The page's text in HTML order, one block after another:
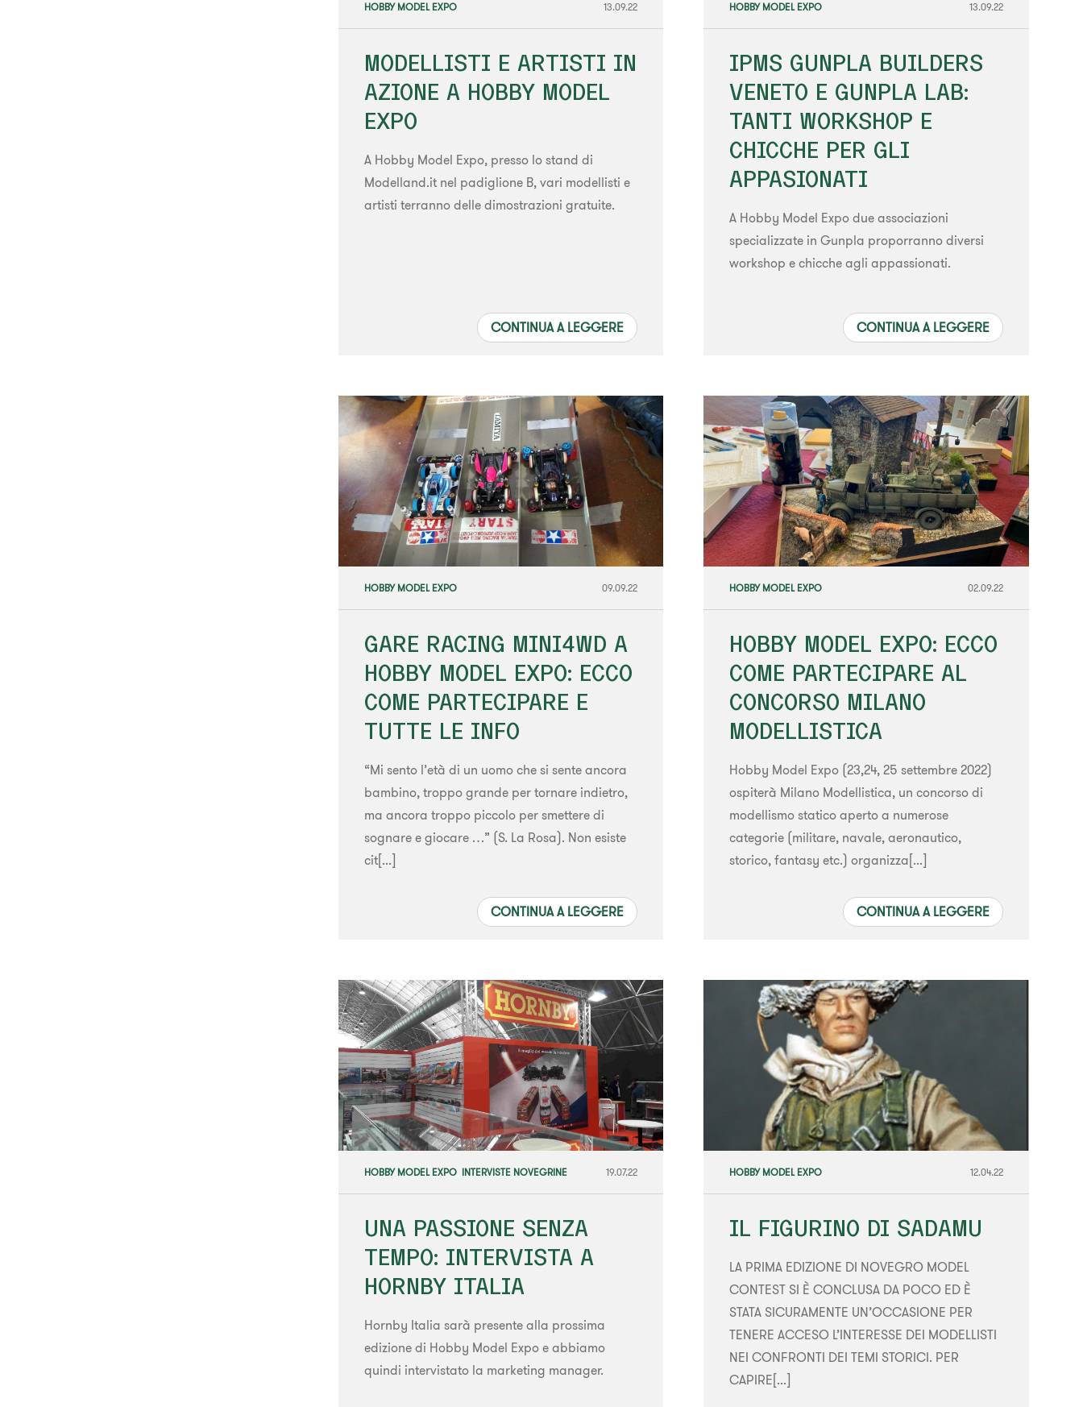
HOBBY MODEL EXPO 13.09.22
MODELLISTI E ARTISTI IN
AZIONE A HOBBY MODEL
EXPO
A Hobby Model Expo, presso lo stand di
Modelland.it nel padiglione B, vari modellisti e
artisti terranno delle dimostrazioni gratuite.
CONTINUA A LEGGERE
HOBBY MODEL EXPO 13.09.22
IPMS GUNPLA BUILDERS
VENETO E GUNPLA LAB:
TANTI WORKSHOP E
CHICCHE PER GLI
APPASIONATI
A Hobby Model Expo due associazioni
specializzate in Gunpla proporranno diversi
workshop e chicche agli appassionati.
CONTINUA A LEGGERE
HOBBY MODEL EXPO 09.09.22
GARE RACING MINI4WD A
HOBBY MODEL EXPO: ECCO
COME PARTECIPARE E
TUTTE LE INFO
“Mi sento l’età di un uomo che si sente ancora
bambino, troppo grande per tornare indietro,
ma ancora troppo piccolo per smettere di
sognare e giocare …” (S. La Rosa). Non esiste
cit[...]
CONTINUA A LEGGERE
HOBBY MODEL EXPO 02.09.22
HOBBY MODEL EXPO: ECCO
COME PARTECIPARE AL
CONCORSO MILANO
MODELLISTICA
Hobby Model Expo (23,24, 25 settembre 2022)
ospiterà Milano Modellistica, un concorso di
modellismo statico aperto a numerose
categorie (militare, navale, aeronautico,
storico, fantasy etc.) organizza[...]
CONTINUA A LEGGERE
HOBBY MODEL EXPO, INTERVISTE NOVEGRINE 19.07.22
UNA PASSIONE SENZA
TEMPO: INTERVISTA A
HORNBY ITALIA
Hornby Italia sarà presente alla prossima
edizione di Hobby Model Expo e abbiamo
quindi intervistato la marketing manager.
HOBBY MODEL EXPO 12.04.22
IL FIGURINO DI SADAMU
LA PRIMA EDIZIONE DI NOVEGRO MODEL
CONTEST SI È CONCLUSA DA POCO ED È
STATA SICURAMENTE UN’OCCASIONE PER
TENERE ACCESO L’INTERESSE DEI MODELLISTI
NEI CONFRONTI DEI TEMI STORICI. PER
CAPIRE[...]